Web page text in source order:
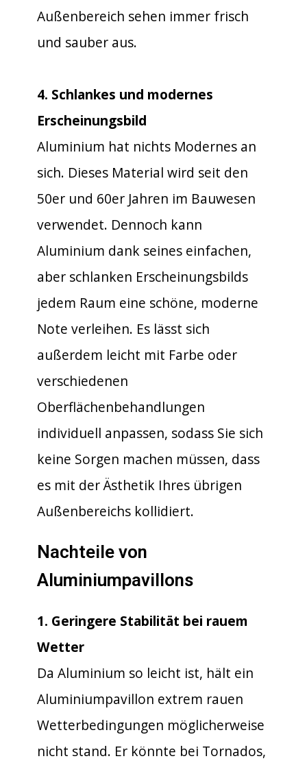
Außenbereich sehen immer frisch
und sauber aus.
4. Schlankes und modernes
Erscheinungsbild
Aluminium hat nichts Modernes an
sich. Dieses Material wird seit den
50er und 60er Jahren im Bauwesen
verwendet. Dennoch kann
Aluminium dank seines einfachen,
aber schlanken Erscheinungsbilds
jedem Raum eine schöne, moderne
Note verleihen. Es lässt sich
außerdem leicht mit Farbe oder
verschiedenen
Oberflächenbehandlungen
individuell anpassen, sodass Sie sich
keine Sorgen machen müssen, dass
es mit der Ästhetik Ihres übrigen
Außenbereichs kollidiert.
Nachteile von
Aluminiumpavillons
1. Geringere Stabilität bei rauem
Wetter
Da Aluminium so leicht ist, hält ein
Aluminiumpavillon extrem rauen
Wetterbedingungen möglicherweise
nicht stand. Er könnte bei Tornados,